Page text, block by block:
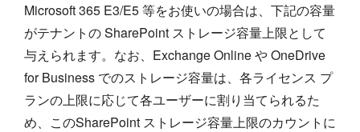
Microsoft 365 E3/E5 等をお使いの場合は、下記の容量
がテナントの SharePoint ストレージ容量上限として
与えられます。なお、Exchange Online や OneDrive
for Business でのストレージ容量は、各ライセンス プ
ランの上限に応じて各ユーザーに割り当てられるた
め、このSharePoint ストレージ容量上限のカウントに